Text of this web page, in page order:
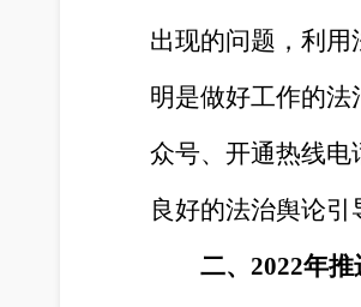
出现的问题，利
明是做好工作的
众号、开通热线电
良好的法治舆论引
二、 2022年